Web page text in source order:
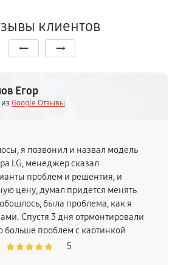
клиентов
Егор
Google.Отзывы
я позвонил и назвал модель
LG, менеджер сказал
проблем и решентия, и
цену, думал придется менять
была проблема, как я
Спустя 3 дня отрмонтировали
больше проблем с картинкой
смело могу рекомендовать
5